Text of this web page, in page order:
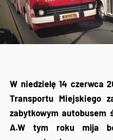
W niedzielę 14 czerwca
Transportu Miejskiego
zabytkowym autobusem
A.W tym roku mija